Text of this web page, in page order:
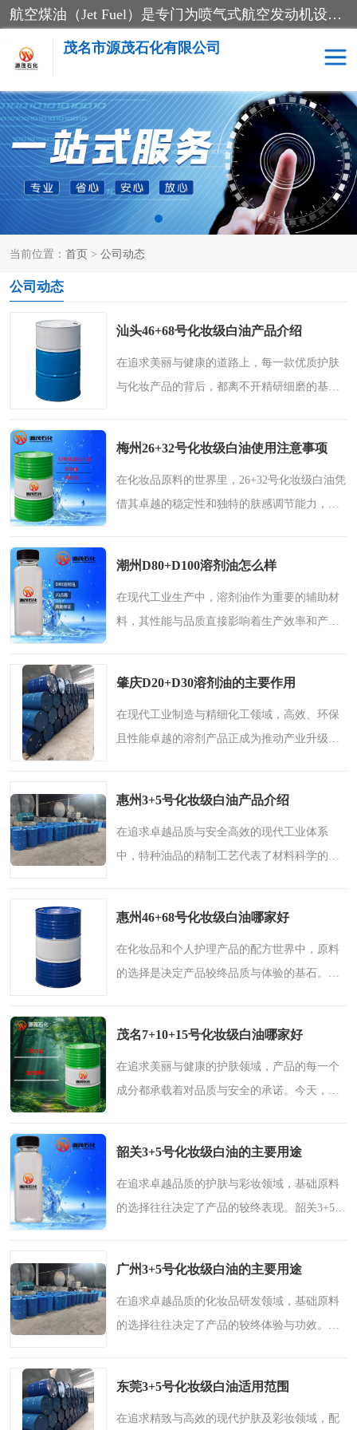
航空煤油（Jet Fuel）是专门为喷气式航空发动机设计的高纯度燃料，主要分为Jet A、Jet A-1和Jet B等类型。其特点是闪点高、低温流动性好，并添加了抗静电剂和抗氧化剂以确保飞行安全。航空煤油需
茂名市源茂石化有限公司
当前位置： 首页 > 公司动态
公司动态
汕头46+68号化妆级白油产品介绍
在追求美丽与健康的道路上，每一款优质护肤
与化妆产品的背后，都离不开精研细磨的基础
级白油，解析其如何..
梅州26+32号化妆级白油使用注意事项
在化妆品原料的世界里，26+32号化妆级白油凭
借其卓越的稳定性和独特的肤感调节能力，已
了轻盈的保湿体验与..
潮州D80+D100溶剂油怎么样
在现代工业生产中，溶剂油作为重要的辅助材
料，其性能与品质直接影响着生产效率和产品
行业关注的焦点。本..
肇庆D20+D30溶剂油的主要作用
在现代工业制造与精细化工领域，高效、环保
且性能卓越的溶剂产品正成为推动产业升级的
不可替代的价值。本文..
惠州3+5号化妆级白油产品介绍
在追求卓越品质与安全高效的现代工业体系
中，特种油品的精制工艺代表了材料科学的应
天，我们将目光聚焦于..
惠州46+68号化妆级白油哪家好
在化妆品和个人护理产品的配方世界中，原料
的选择是决定产品较终品质与体验的基石。其
色。特别是将两种不..
茂名7+10+15号化妆级白油哪家好
在追求美丽与健康的护肤领域，产品的每一个
成分都承载着对品质与安全的承诺。今天，我
茂名地区如何选择优..
韶关3+5号化妆级白油的主要用途
在追求卓越品质的护肤与彩妆领域，基础原料
的选择往往决定了产品的较终表现。韶关3+5号
适用性，已成为众多..
广州3+5号化妆级白油的主要用途
在追求卓越品质的化妆品研发领域，基础原料
的选择往往决定了产品的较终体验与功效。广
与出色的应用表现，..
东莞3+5号化妆级白油适用范围
在追求精致与高效的现代护肤及彩妆领域，配
RP3航空煤油 D20+D30溶剂油
D40+D60溶剂油 D80+D100溶剂油
6号+120号溶剂油 260号溶剂油
异构烷烃
3+5号化妆级白油
26+32号化妆级白油 46+68号化妆级白油
2731溶剂油